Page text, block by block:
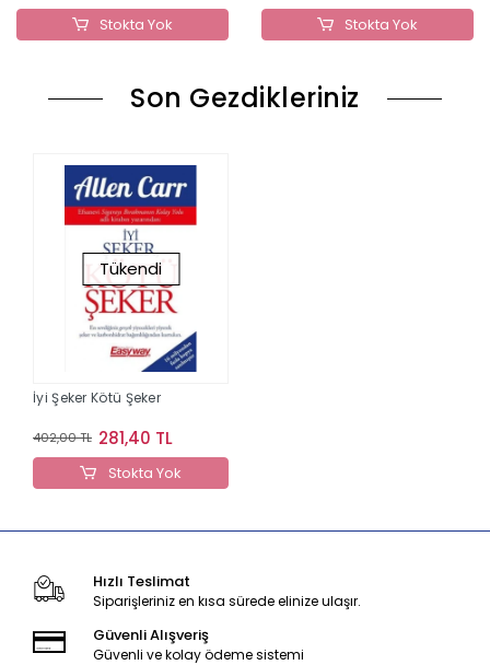
Stokta Yok Stokta Yok
Son Gezdikleriniz
Tükendi
İyi Şeker Kötü Şeker
402,00 TL 281,40 TL
Stokta Yok
Hızlı Teslimat
Siparişleriniz en kısa sürede elinize ulaşır.
Güvenli Alışveriş
Güvenli ve kolay ödeme sistemi